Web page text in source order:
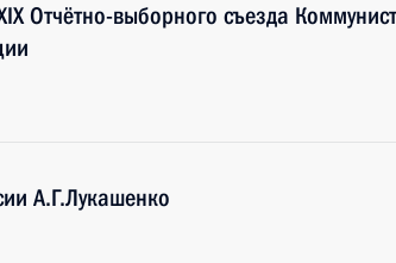
Отчётно-выборного съезда
А.Г.Лукашенко